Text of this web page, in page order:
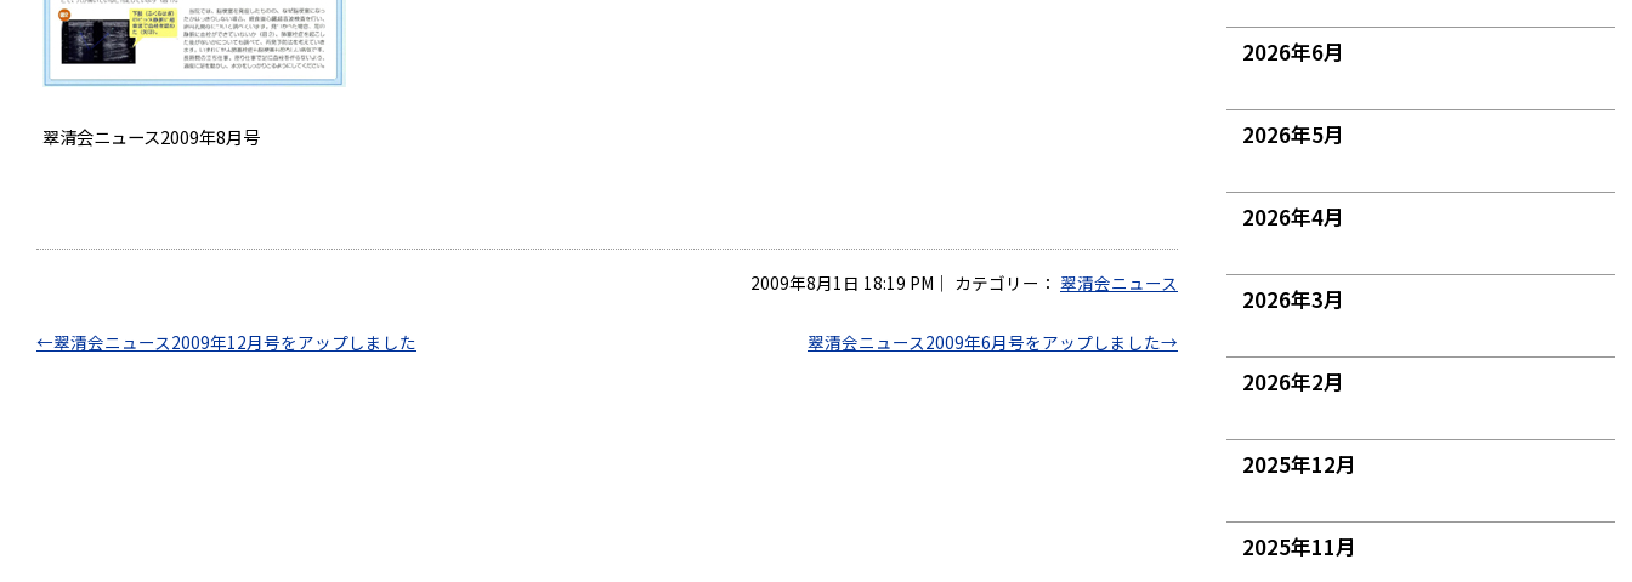
翠清会ニュース2009年8月号
2009年8月1日 18:19 PM ｜ カテゴリー： 翠清会ニュース
←翠清会ニュース2009年12月号をアップしました 翠清会ニュース2009年6月号をアップしました→
2026年6月
2026年5月
2026年4月
2026年3月
2026年2月
2025年12月
2025年11月